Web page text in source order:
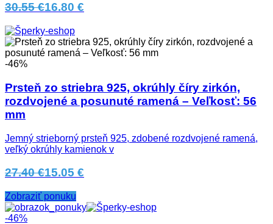
30.55 €16.80 €
-46%
Prsteň zo striebra 925, okrúhly číry zirkón,
rozdvojené a posunuté ramená – Veľkosť: 56
mm
Jemný strieborný prsteň 925, zdobené rozdvojené ramená,
veľký okrúhly kamienok v
27.40 €15.05 €
Zobraziť ponuku
-46%